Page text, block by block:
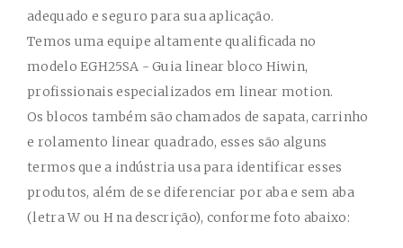
adequado e seguro para sua aplicação.
Temos uma equipe altamente qualificada no
modeloEGH25SA - Guia linear bloco Hiwin,
profissionais especializados em linear motion.
Os blocos também são chamados de sapata, carrinho
e rolamento linear quadrado, esses são alguns
termos que a indústria usa para identificar esses
produtos, além de se diferenciar por aba e sem aba
(letra W ou H na descrição), conforme foto abaixo: